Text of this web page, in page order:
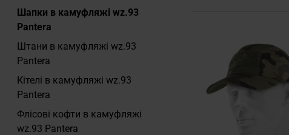
Шапки в камуфляжі wz.93
Pantera
Штани в камуфляжі wz.93
Pantera
Кітелі в камуфляжі wz.93
Pantera
Флісові кофти в камуфляжі
wz.93 Pantera